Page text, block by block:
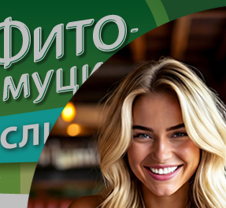
Made in the UK
О препарате Усиль эффект